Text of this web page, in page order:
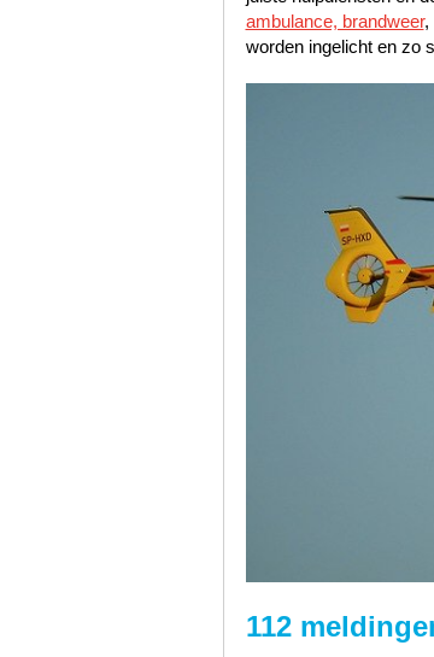
ambulance, brandweer,
worden ingelicht en zo
112